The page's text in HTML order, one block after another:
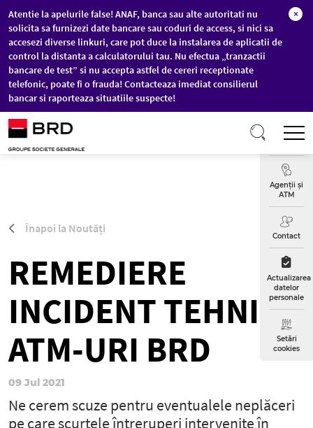
Sari la conținutul principal
Atentie la apelurile false! ANAF, banca sau alte autoritati nu
solicita sa furnizezi date bancare sau coduri de access, si nici sa
accesezi diverse linkuri, care pot duce la instalarea de aplicatii de
control la distanta a calculatorului tau. Nu efectua „tranzactii
bancare de test” si nu accepta astfel de cereri receptionate
telefonic, poate fi o frauda! Contacteaza imediat consilierul
bancar si raporteaza situatiile suspecte!
×
Curs
Agenții și
ATM
Contact
Actualizarea
datelor
personale
Setări
cookies
Înapoi la Noutăți
REMEDIERE
INCIDENT TEHNIC
ATM-URI BRD
09 Jul 2021
Ne cerem scuze pentru eventualele neplăceri
pe care scurtele întreruperi intervenite în